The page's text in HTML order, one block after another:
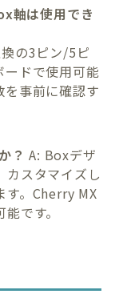
軸は使用でき
の3ピン/5ピ
ードで使用可能
事前に確認す
？ A: Boxデザ
カスタマイズし
す。Cherry MX
です。